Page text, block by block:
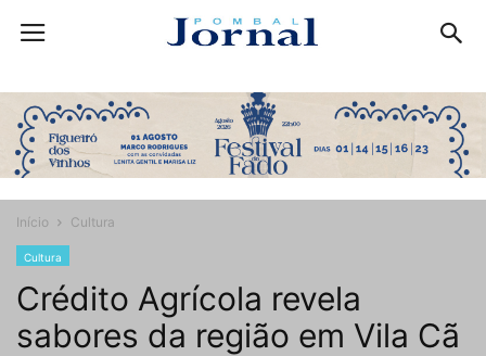
Início Cultura
Cultura
Crédito Agrícola revela
sabores da região em Vila Cã